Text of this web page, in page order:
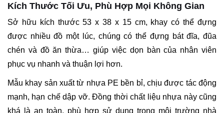
Kích Thước Tối Ưu, Phù Hợp Mọi Không Gian
Sở hữu kích thước 53 x 38 x 15 cm, khay có thể đựng
được nhiều đồ một lúc, chúng có thể đựng bát đĩa, đũa
chén và đồ ăn thừa… giúp việc dọn bàn của nhân viên
phục vụ nhanh và thuận lợi hơn.
Mẫu khay sản xuất từ nhựa PE bền bỉ, chịu được tác động
mạnh, hạn chế dập vỡ. Đồng thời chất liệu nhựa này cũng
khá là an toàn, phù hợp sử dụng trong môi trường nhà